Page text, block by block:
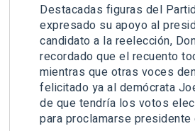
Destacadas figuras del
expresado su apoyo al
candidato a la reelección,
recordado que el recuento
mientras que otras voces
felicitado ya al demócrata
de que tendría los votos
para proclamarse